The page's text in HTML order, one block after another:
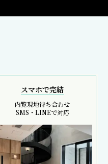
スマホで完結
内覧現地待ち合わせ
SMS・LINEで対応